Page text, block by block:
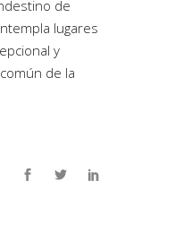
de
lugares
y
de la